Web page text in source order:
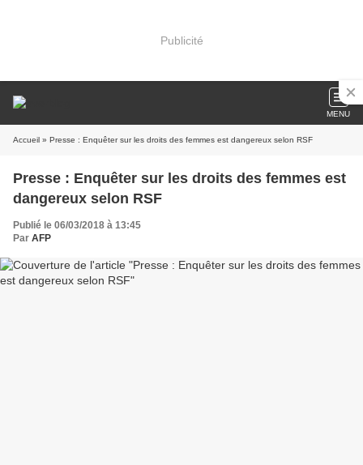
Publicité
MENU
Accueil » Presse : Enquêter sur les droits des femmes est dangereux selon RSF
Presse : Enquêter sur les droits des femmes est
dangereux selon RSF
Publié le 06/03/2018 à 13:45
Par AFP